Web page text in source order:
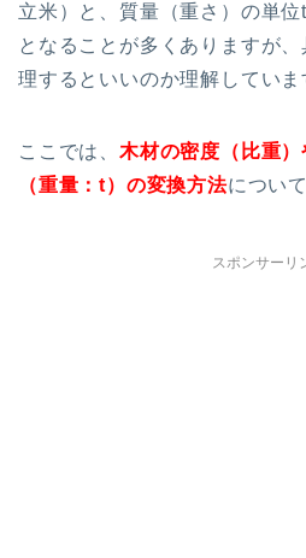
立米）と、質量（重さ）の単
となることが多くありますが
理するといいのか理解していま
ここでは、 木材の密度（比重
（重量：t）の変換方法につい
スポンサーリ